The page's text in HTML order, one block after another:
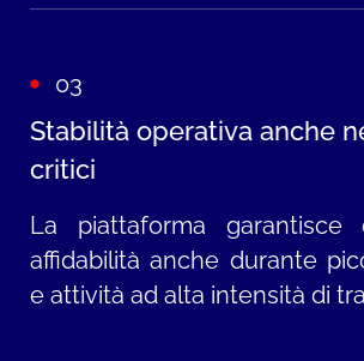
03
Stabilità operativa anche
critici
La piattaforma garantisce
affidabilità anche durante
e attività ad alta intensità di